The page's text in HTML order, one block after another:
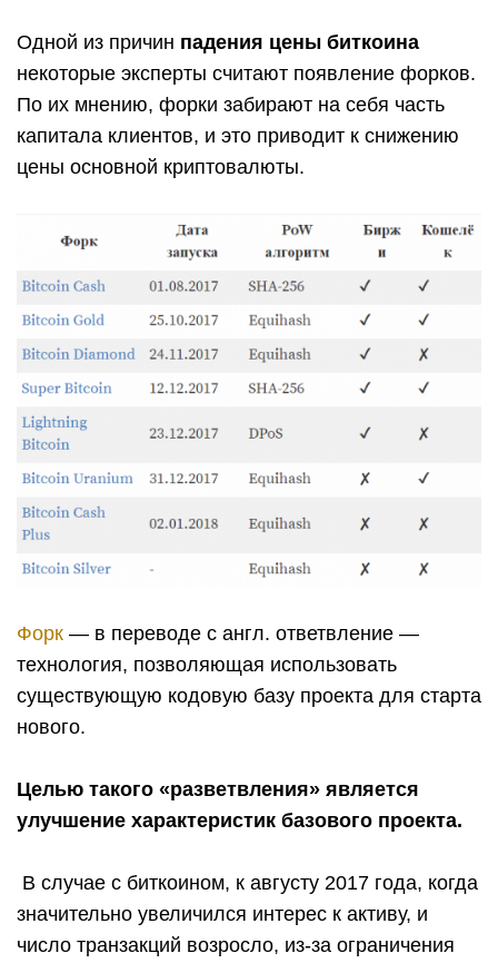
Одной из причин падения цены биткоина
некоторые эксперты считают появление форков.
По их мнению, форки забирают на себя часть
капитала клиентов, и это приводит к снижению
цены основной криптовалюты.
Форк — в переводе с англ. ответвление —
технология, позволяющая использовать
существующую кодовую базу проекта для старта
нового.
Целью такого «разветвления» является
улучшение характеристик базового проекта.
В случае с биткоином, к августу 2017 года, когда
значительно увеличился интерес к активу, и
число транзакций возросло, из-за ограничения